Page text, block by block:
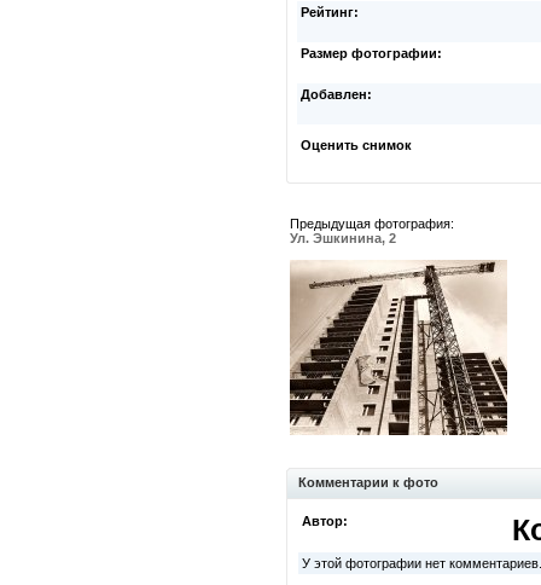
Рейтинг:
Размер фотографии:
Добавлен:
Оценить снимок
Предыдущая фотография:
Ул. Эшкинина, 2
Комментарии к фото
Автор:
У этой фотографии нет комментариев.